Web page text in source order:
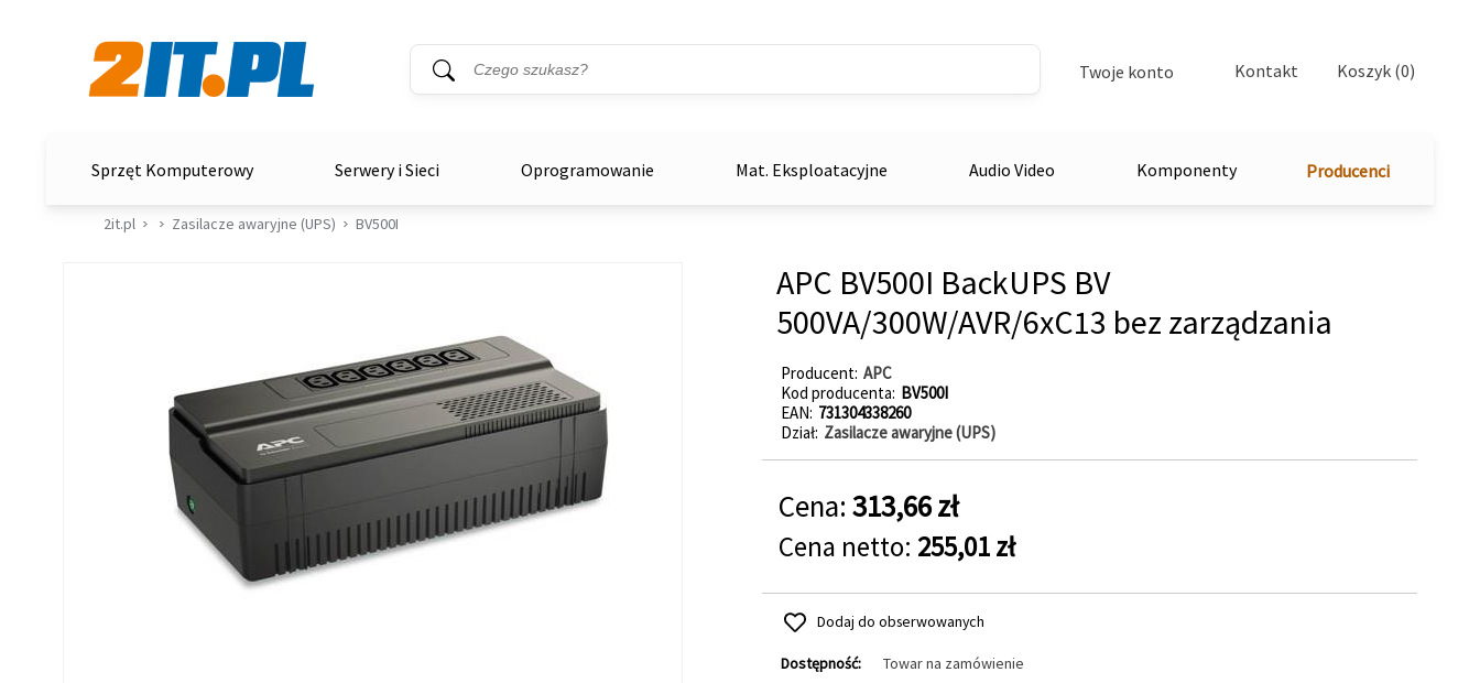
Wyszukiwarka
Słowo kluczowe
Twoje konto Kontakt Koszyk (0)
Sprzęt Komputerowy Serwery i Sieci Oprogramowanie Mat. Eksploatacyjne Audio Video Komponenty Producenci
2it.pl Zasilacze awaryjne (UPS) BV500I
APC BV500I BackUPS BV
500VA/300W/AVR/6xC13 bez zarządzania
Producent APC
Kod producenta BV500I
EAN 731304338260
Dział Zasilacze awaryjne (UPS)
Cena: 313,66 zł
Cena netto: 255,01 zł
Dodaj do obserwowanych
Dostępność: Towar na zamówienie